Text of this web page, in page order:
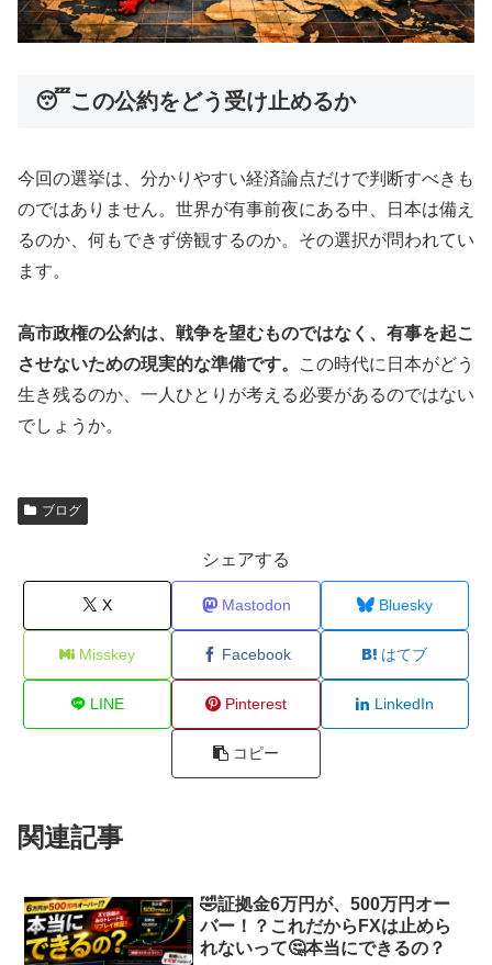
😴この公約をどう受け止めるか
今回の選挙は、分かりやすい経済論点だけで判断すべきも
のではありません。世界が有事前夜にある中、日本は備え
るのか、何もできず傍観するのか。その選択が問われてい
ます。
高市政権の公約は、戦争を望むものではなく、有事を起こ
させないための現実的な準備です。
この時代に日本がどう
生き残るのか、一人ひとりが考える必要があるのではない
でしょうか。
ブログ
シェアする
X Mastodon Bluesky
Misskey Facebook はてブ
LINE Pinterest LinkedIn
コピー
関連記事
🤣証拠金6万円が、500万円オー
バー！？これだからFXは止めら
れないって🤔本当にできるの？